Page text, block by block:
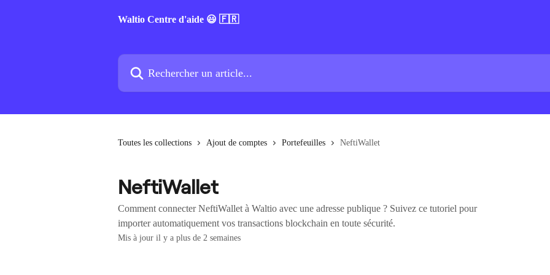
Waltio Centre d'aide 😃 🇫🇷
Rechercher un article...
Toutes les collections Ajout de comptes Portefeuilles NeftiWallet
NeftiWallet
Comment connecter NeftiWallet à Waltio avec une adresse publique ? Suivez ce tutoriel pour
importer automatiquement vos transactions blockchain en toute sécurité.
Mis à jour il y a plus de 2 semaines